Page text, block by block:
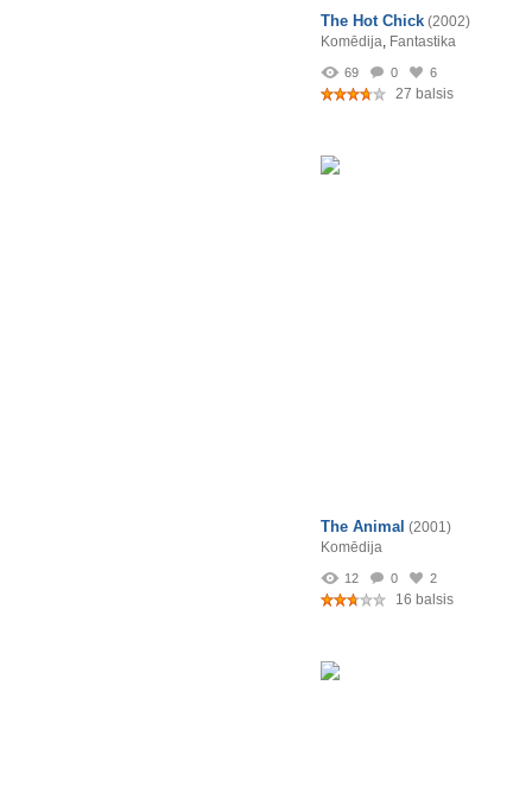
The Hot Chick (2002)
Komēdija, Fantastika
69 0 6
27 balsis
The Animal (2001)
Komēdija
12 0 2
16 balsis